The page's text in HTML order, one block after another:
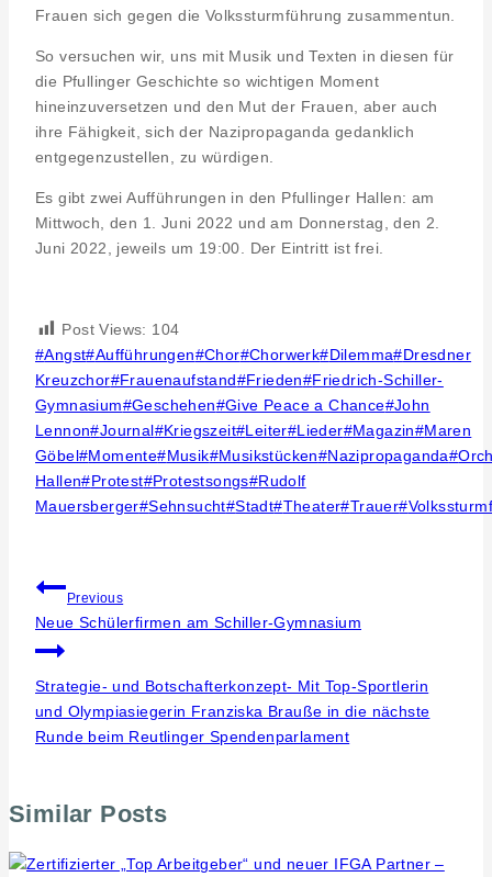
Frauen sich gegen die Volkssturmführung zusammentun.
So versuchen wir, uns mit Musik und Texten in diesen für
die Pfullinger Geschichte so wichtigen Moment
hineinzuversetzen und den Mut der Frauen, aber auch
ihre Fähigkeit, sich der Nazipropaganda gedanklich
entgegenzustellen, zu würdigen.
Es gibt zwei Aufführungen in den Pfullinger Hallen: am
Mittwoch, den 1. Juni 2022 und am Donnerstag, den 2.
Juni 2022, jeweils um 19:00. Der Eintritt ist frei.
Post Views: 104
Post
Tags:
#Angst#Aufführungen#Chor#Chorwerk#Dilemma#Dresdner
Kreuzchor#Frauenaufstand#Frieden#Friedrich-Schiller-
Gymnasium#Geschehen#Give Peace a Chance#John
Lennon#Journal#Kriegszeit#Leiter#Lieder#Magazin#Maren
Göbel#Momente#Musik#Musikstücken#Nazipropaganda#
Hallen#Protest#Protestsongs#Rudolf
Mauersberger#Sehnsucht#Stadt#Theater#Trauer#
Beitragsnavigation
Previous
Neue Schülerfirmen am Schiller-Gymnasium
Strategie- und Botschafterkonzept- Mit Top-Sportlerin
und Olympiasiegerin Franziska Brauße in die nächste
Runde beim Reutlinger Spendenparlament
Similar Posts